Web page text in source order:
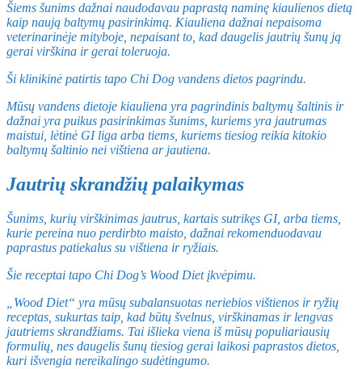
Šiems šunims dažnai naudodavau paprastą naminę kiaulienos dietą
kaip naują baltymų pasirinkimą. Kiauliena dažnai nepaisoma
veterinarinėje mityboje, nepaisant to, kad daugelis jautrių šunų ją
gerai virškina ir gerai toleruoja.
Ši klinikinė patirtis tapo Chi Dog vandens dietos pagrindu.
Mūsų vandens dietoje kiauliena yra pagrindinis baltymų šaltinis ir
dažnai yra puikus pasirinkimas šunims, kuriems yra jautrumas
maistui, lėtinė GI liga arba tiems, kuriems tiesiog reikia kitokio
baltymų šaltinio nei vištiena ar jautiena.
Jautrių skrandžių palaikymas
Šunims, kurių virškinimas jautrus, kartais sutrikęs GI, arba tiems,
kurie pereina nuo perdirbto maisto, dažnai rekomenduodavau
paprastus patiekalus su vištiena ir ryžiais.
Šie receptai tapo Chi Dog’s Wood Diet įkvėpimu.
„Wood Diet“ yra mūsų subalansuotas neriebios vištienos ir ryžių
receptas, sukurtas taip, kad būtų švelnus, virškinamas ir lengvas
jautriems skrandžiams. Tai išlieka viena iš mūsų populiariausių
formulių, nes daugelis šunų tiesiog gerai laikosi paprastos dietos,
kuri išvengia nereikalingo sudėtingumo.